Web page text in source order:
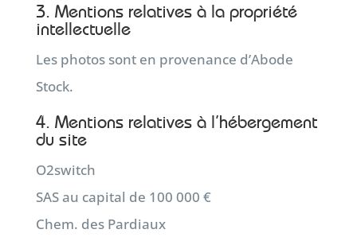
3. Mentions relatives à la propriété
intellectuelle
Les photos sont en provenance d’Abode
Stock.
4. Mentions relatives à l’hébergement
du site
O2switch
SAS au capital de 100 000 €
Chem. des Pardiaux